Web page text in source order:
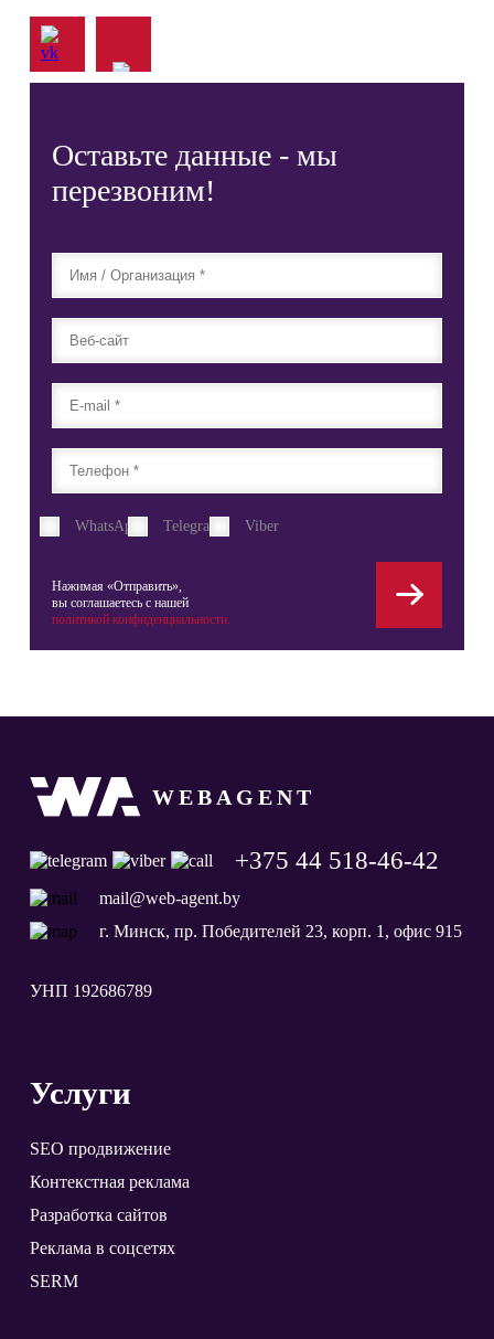
Оставьте данные - мы
перезвоним!
WhatsApp Telegram Viber
Нажимая «Отправить»,
вы соглашаетесь с нашей
политикой конфиденциальности.
WEBAGENT
+375 44 518-46-42
mail@web-agent.by
г. Минск, пр. Победителей 23, корп. 1, офис 915
УНП 192686789
Услуги
SEO продвижение
Контекстная реклама
Разработка сайтов
Реклама в соцсетях
SERM